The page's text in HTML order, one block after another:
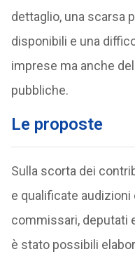
dettaglio, una scarsa
disponibili e una
imprese ma anche
pubbliche.
Le proposte
Sulla scorta dei
e qualificate audizioni
commissari, deputati
è stato possibili